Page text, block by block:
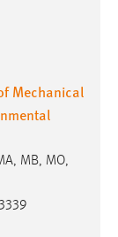
MB, MO,